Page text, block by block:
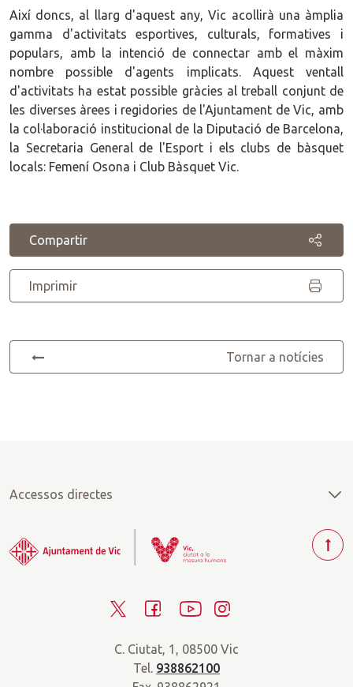
Així doncs, al llarg d'aquest any, Vic acollirà una àmplia
gamma d'activitats esportives, culturals, formatives i
populars, amb la intenció de connectar amb el màxim
nombre possible d'agents implicats. Aquest ventall
d'activitats ha estat possible gràcies al treball conjunt de
les diverses àrees i regidories de l'Ajuntament de Vic, amb
la col·laboració institucional de la Diputació de Barcelona,
la Secretaria General de l'Esport i els clubs de bàsquet
locals: Femení Osona i Club Bàsquet Vic.
Compartir
Imprimir
Tornar a notícies
Accessos directes
i
t
c
e
Y
u
t
s
C. Ciutat, 1, 08500 Vic
Tel. 938862100
T